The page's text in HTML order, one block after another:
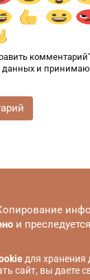
данных и принимаю
и
для хранения
сайт, вы даете